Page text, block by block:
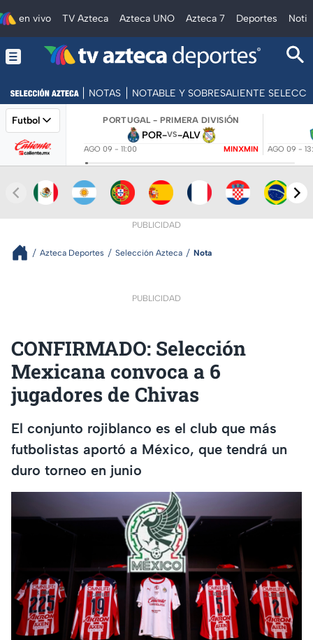
en vivo TV Azteca Azteca UNO Azteca 7 Deportes
NOTAS NOTABLE Y SOBRESALIENTE
Futbol PORTUGAL - PRIMERA DIVISIÓN
POR-VS-ALV
AGO 09 - 11:00 MINXMIN AGO 09 -
PUBLICIDAD
Azteca Deportes Selección Azteca Nota
PUBLICIDAD
CONFIRMADO: Selección
Mexicana convoca a 6
jugadores de Chivas
El conjunto rojiblanco es el club que más
futbolistas aportó a México, que tendrá un
duro torneo en junio